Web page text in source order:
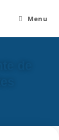
Menu